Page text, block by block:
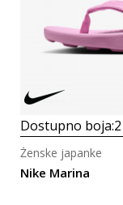
Dostupno boja:2
Nike Marina
Ženske japanke